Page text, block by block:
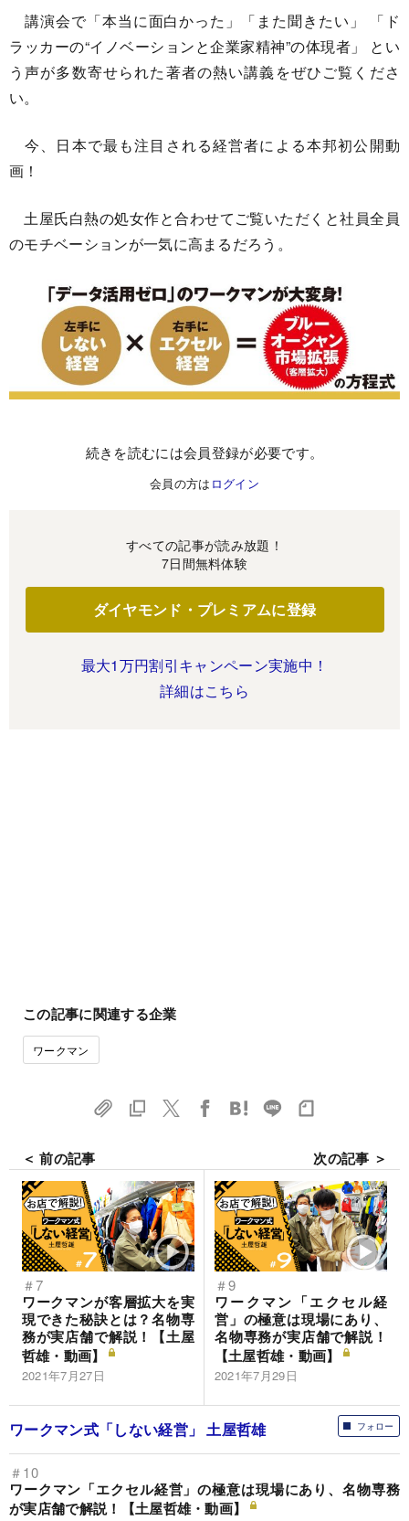
講演会で「本当に面白かった」「また聞きたい」 「ド
ラッカーの“イノベーションと企業家精神”の体現者」 とい
う声が多数寄せられた著者の熱い講義をぜひご覧くださ
い。
今、日本で最も注目される経営者による本邦初公開動
画！
土屋氏白熱の処女作と合わせてご覧いただくと社員全員
のモチベーションが一気に高まるだろう。
続きを読むには会員登録が必要です。
会員の方は ログイン
すべての記事が読み放題！
7日間無料体験
ダイヤモンド・プレミアムに登録
最大1万円割引キャンペーン実施中！
詳細はこちら
この記事に関連する企業
ワークマン
＜ 前の記事
＃7
ワークマンが客層拡大を実
現できた秘訣とは？名物専
務が実店舗で解説！【土屋
哲雄・動画】
2021年7月27日
次の記事 ＞
＃9
ワークマン「エクセル経
営」の極意は現場にあり、
名物専務が実店舗で解説！
【土屋哲雄・動画】
2021年7月29日
フォロー
ワークマン式「しない経営」 土屋哲雄
＃10
ワークマン「エクセル経営」の極意は現場にあり、名物専務
が実店舗で解説！【土屋哲雄・動画】